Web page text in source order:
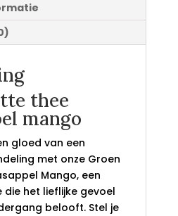
thee
mango
gloed van een
met onze Groen
Mango, een
die het lieflijke gevoel
belooft. Stel je